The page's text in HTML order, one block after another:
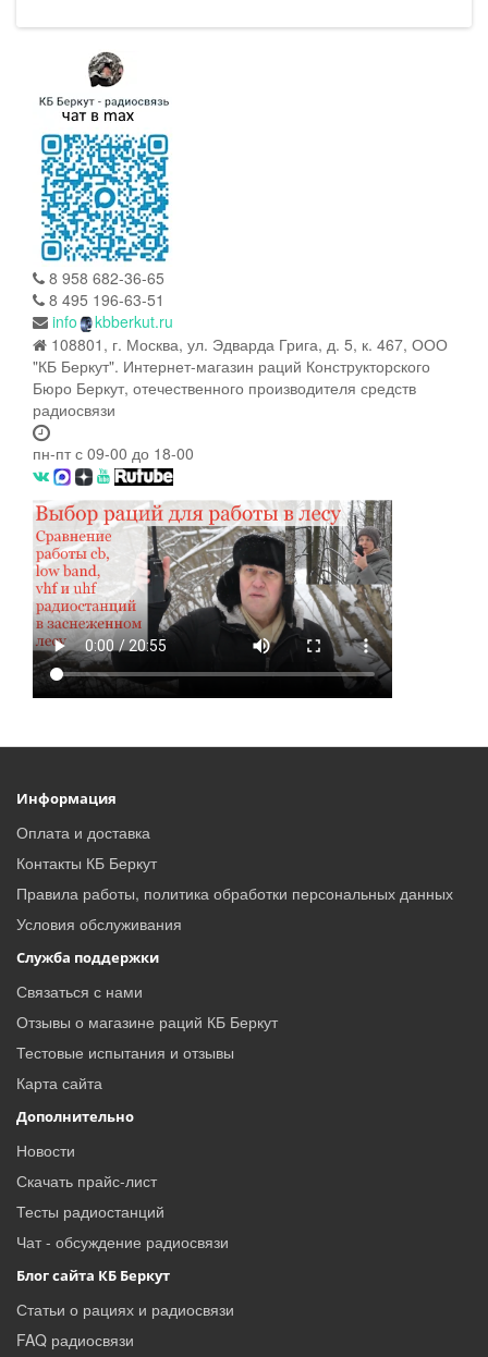
8 958 682-36-65
8 495 196-63-51
info
kbberkut.ru
108801, г. Москва, ул. Эдварда Грига, д. 5, к. 467, ООО
"КБ Беркут". Интернет-магазин раций Конструкторского
Бюро Беркут, отечественного производителя средств
радиосвязи
пн-пт с 09-00 до 18-00
Информация
Оплата и доставка
Контакты КБ Беркут
Правила работы, политика обработки персональных данных
Условия обслуживания
Служба поддержки
Связаться с нами
Отзывы о магазине раций КБ Беркут
Тестовые испытания и отзывы
Карта сайта
Дополнительно
Новости
Скачать прайс-лист
Тесты радиостанций
Чат - обсуждение радиосвязи
Блог сайта КБ Беркут
Статьи о рациях и радиосвязи
FAQ радиосвязи